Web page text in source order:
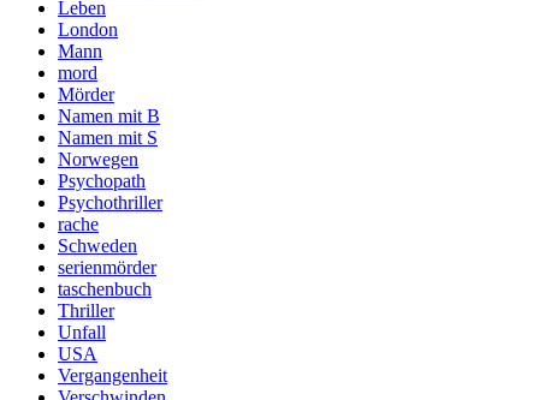
Leben
London
Mann
mord
Mörder
Namen mit B
Namen mit S
Norwegen
Psychopath
Psychothriller
rache
Schweden
serienmörder
taschenbuch
Thriller
Unfall
USA
Vergangenheit